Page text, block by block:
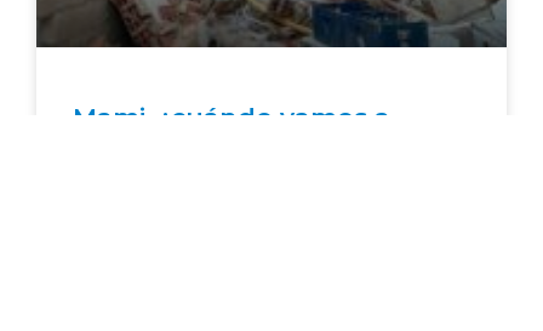
Mami, ¿cuándo vamos a